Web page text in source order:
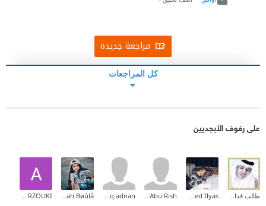
مراجعة جديدة
كل المراجعات
على رفوف الأبجديين